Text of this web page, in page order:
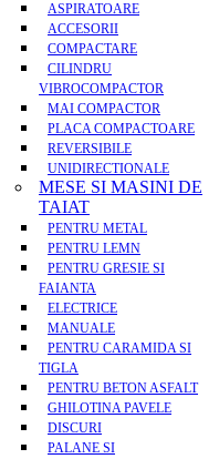
ASPIRATOARE
ACCESORII
COMPACTARE
CILINDRU
VIBROCOMPACTOR
MAI COMPACTOR
PLACA COMPACTOARE
REVERSIBILE
UNIDIRECTIONALE
MESE SI MASINI DE
TAIAT
PENTRU METAL
PENTRU LEMN
PENTRU GRESIE SI
FAIANTA
ELECTRICE
MANUALE
PENTRU CARAMIDA SI
TIGLA
PENTRU BETON ASFALT
GHILOTINA PAVELE
DISCURI
PALANE SI